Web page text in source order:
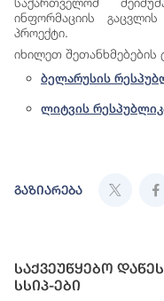
ინფორმაციის
პროექტი.
იხილეთ შეთანხმებების
ბელარუსის
ლიტვის
გაზიარება
საქვეუწყებო
სსიპ-ები